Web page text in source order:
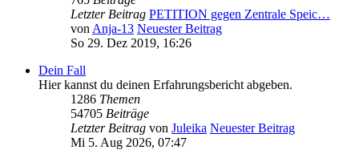
Letzter Beitrag PETITION gegen Zentrale Speic…
von Anja-13 Neuester Beitrag
So 29. Dez 2019, 16:26
Dein Fall
Hier kannst du deinen Erfahrungsbericht abgeben.
1286 Themen
54705 Beiträge
Letzter Beitrag von Juleika Neuester Beitrag
Mi 5. Aug 2026, 07:47